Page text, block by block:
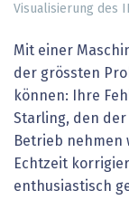
Visualisierung des
Mit einer
der grössten
können: Ihre
Starling, den der
Betrieb nehmen
Echtzeit
enthusiastisch